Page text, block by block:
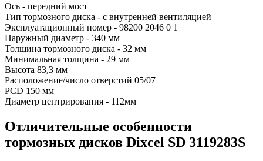
Ось - передний мост
Тип тормозного диска - с внутренней вентиляцией
Эксплуатационный номер - 98200 2046 0 1
Наружный диаметр - 340 мм
Толщина тормозного диска - 32 мм
Минимальная толщина - 29 мм
Высота 83,3 мм
Расположение/число отверстий 05/07
PCD 150 мм
Диаметр центрирования - 112мм
Отличительные особенности
тормозных дисков Dixcel SD 3119283S